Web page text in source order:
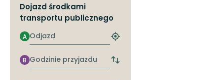
Dojazd środkami
transportu publicznego
Odjazd
A
Znajdź
przystanek
Godzinie
przyjazdu
B
Zmiana